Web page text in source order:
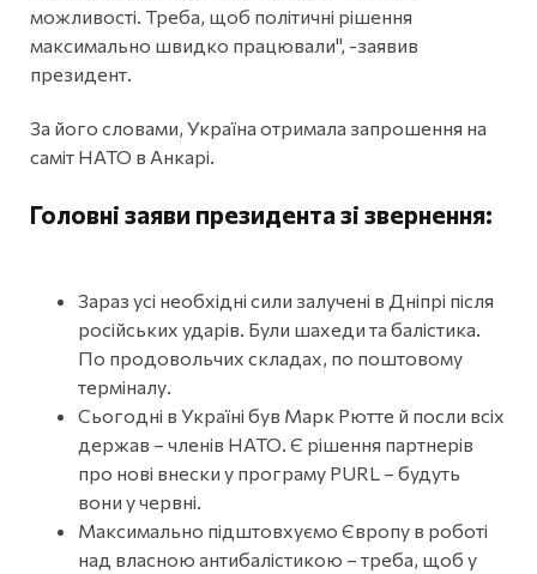
можливості. Треба, щоб політичні рішення
максимально швидко працювали", -заявив
президент.
За його словами, Україна отримала запрошення на
саміт НАТО в Анкарі.
Головні заяви президента зі звернення:
Зараз усі необхідні сили залучені в Дніпрі після
російських ударів. Були шахеди та балістика.
По продовольчих складах, по поштовому
терміналу.
Сьогодні в Україні був Марк Рютте й посли всіх
держав – членів НАТО. Є рішення партнерів
про нові внески у програму PURL – будуть
вони у червні.
Максимально підштовхуємо Європу в роботі
над власною антибалістикою – треба, щоб у